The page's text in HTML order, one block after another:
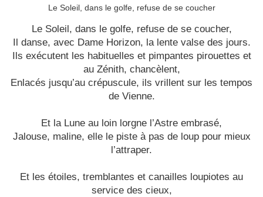
Le Soleil, dans le golfe, refuse de se coucher
Le Soleil, dans le golfe, refuse de se coucher,
Il danse, avec Dame Horizon, la lente valse des jours.
Ils exécutent les habituelles et pimpantes pirouettes et
au Zénith, chancèlent,
Enlacés jusqu’au crépuscule, ils vrillent sur les tempos
de Vienne.
Et la Lune au loin lorgne l’Astre embrasé,
Jalouse, maline, elle le piste à pas de loup pour mieux
l’attraper.
Et les étoiles, tremblantes et canailles loupiotes au
service des cieux,